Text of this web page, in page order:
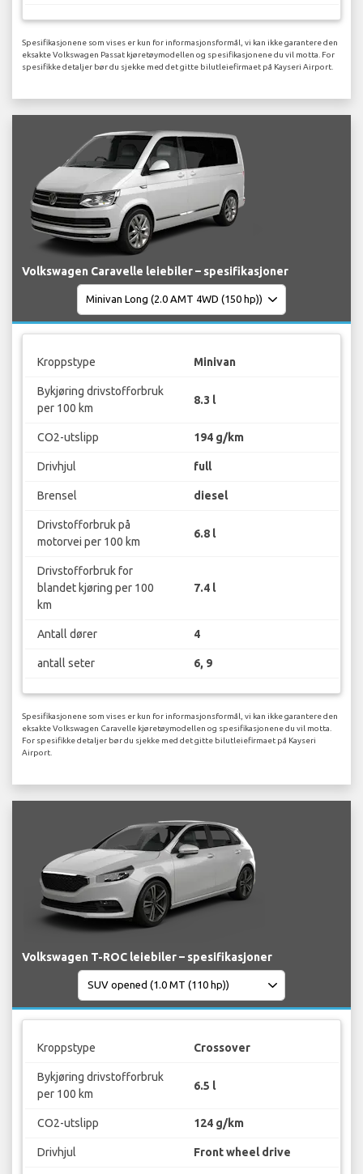
Spesifikasjonene som vises er kun for informasjonsformål, vi kan ikke garantere den
eksakte Volkswagen Passat kjøretøymodellen og spesifikasjonene du vil motta. For
spesifikke detaljer bør du sjekke med det gitte bilutleiefirmaet på Kayseri Airport.
Volkswagen Caravelle leiebiler – spesifikasjoner
Kroppstype Minivan
Bykjøring drivstofforbruk
per 100 km
8.3 l
CO2-utslipp 194 g/km
Drivhjul full
Brensel diesel
Drivstofforbruk på
motorvei per 100 km
6.8 l
Drivstofforbruk for
blandet kjøring per 100
km
7.4 l
Antall dører 4
antall seter 6, 9
Spesifikasjonene som vises er kun for informasjonsformål, vi kan ikke garantere den
eksakte Volkswagen Caravelle kjøretøymodellen og spesifikasjonene du vil motta.
For spesifikke detaljer bør du sjekke med det gitte bilutleiefirmaet på Kayseri
Airport.
Volkswagen T-ROC leiebiler – spesifikasjoner
Kroppstype Crossover
Bykjøring drivstofforbruk
per 100 km
6.5 l
CO2-utslipp 124 g/km
Drivhjul Front wheel drive